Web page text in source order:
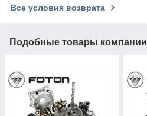
Все условия возврата
Подобные товары компании